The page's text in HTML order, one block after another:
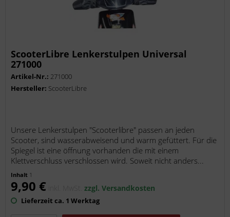
ScooterLibre Lenkerstulpen Universal
271000
Artikel-Nr.: 271000
Hersteller: ScooterLibre
Unsere Lenkerstulpen "Scooterlibre" passen an jeden
Scooter, sind wasserabweisend und warm gefüttert. Für die
Spiegel ist eine öffnung vorhanden die mit einem
Klettverschluss verschlossen wird. Soweit nicht anders...
Inhalt 1
9,90 € inkl. MwSt.zzgl. Versandkosten
Lieferzeit ca. 1 Werktag